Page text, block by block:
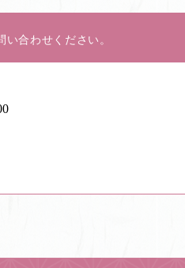
い合わせください。